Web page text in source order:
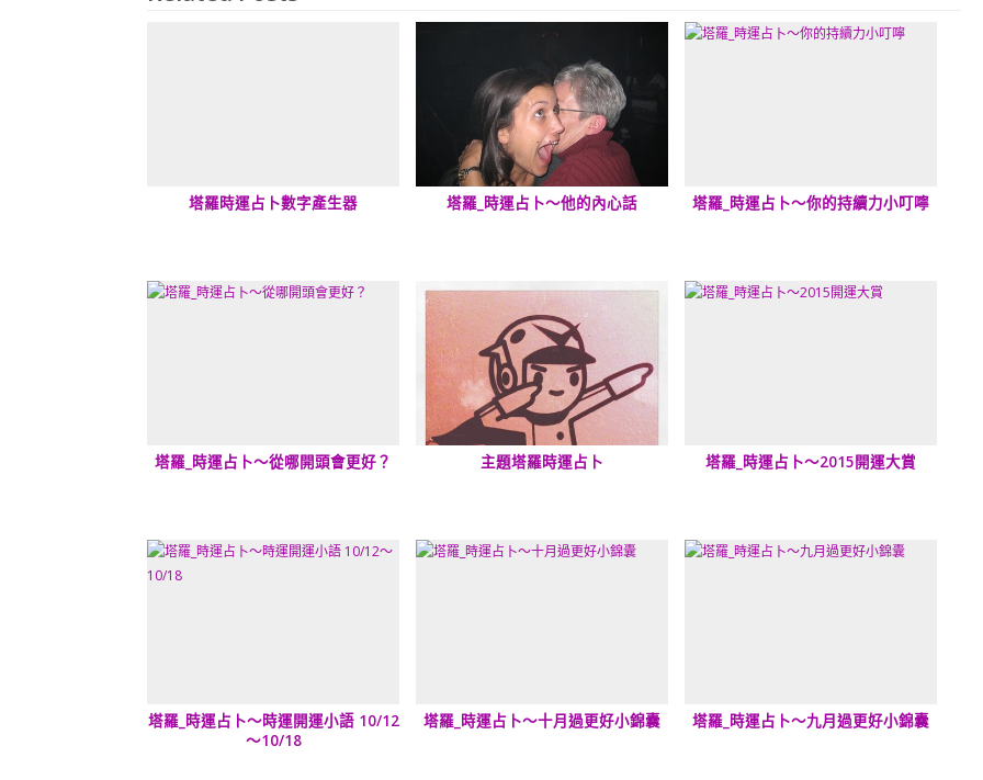
塔羅時運占卜數字產生器 塔羅_時運占卜～他的內心話 塔羅_時運占卜～你的持續力小叮嚀
塔羅_時運占卜～從哪開頭會更好？ 主題塔羅時運占卜 塔羅_時運占卜～2015開運大賞
塔羅_時運占卜～時運開運小語 10/12
～10/18
塔羅_時運占卜～十月過更好小錦囊 塔羅_時運占卜～九月過更好小錦囊